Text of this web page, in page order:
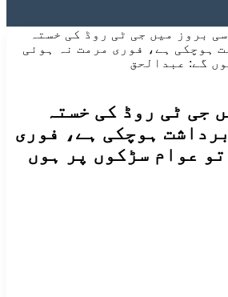
سی بروز میں جی ٹی روڈ کی خستہ
ہوچکی ہے، فوری مرمت نہ ہوئی
گے: عبدالحق
جی ٹی روڈ کی خستہ
ہوچکی ہے، فوری
عوام سڑکوں پر ہوں